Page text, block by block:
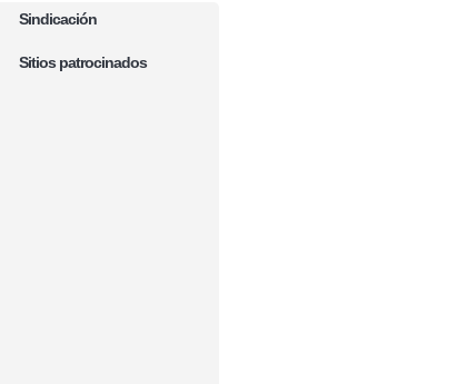
Sindicación
Sitios patrocinados